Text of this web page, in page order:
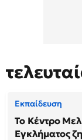
Εκπαίδευση
Το Κέντρο
Εγκλήματος